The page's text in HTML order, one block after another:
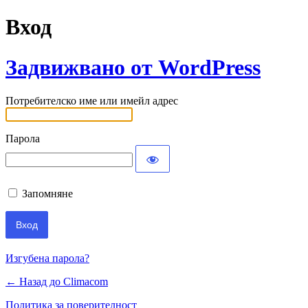
Вход
Задвижвано от WordPress
Потребителско име или имейл адрес
Парола
Запомняне
Изгубена парола?
← Назад до Climacom
Политика за поверителност